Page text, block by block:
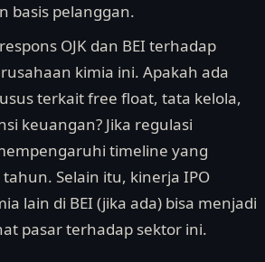
basis pelanggan.
OJK dan BEI terhadap
kimia ini. Apakah ada
terkait free float, tata kelola,
keuangan? Jika regulasi
timeline yang
Selain itu, kinerja IPO
lain di BEI (jika ada) bisa menjadi
pasar terhadap sektor ini.